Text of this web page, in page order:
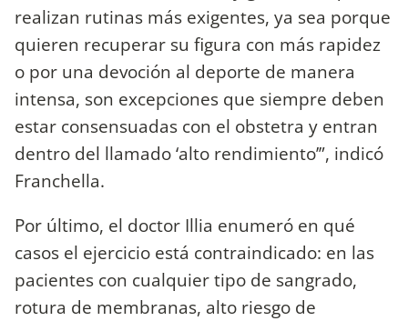
realizan rutinas más exigentes, ya sea porque
quieren recuperar su figura con más rapidez
o por una devoción al deporte de manera
intensa, son excepciones que siempre deben
estar consensuadas con el obstetra y entran
dentro del llamado ‘alto rendimiento’”, indicó
Franchella.
Por último, el doctor Illia enumeró en qué
casos el ejercicio está contraindicado: en las
pacientes con cualquier tipo de sangrado,
rotura de membranas, alto riesgo de